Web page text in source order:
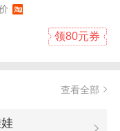
领80元券
查看全部